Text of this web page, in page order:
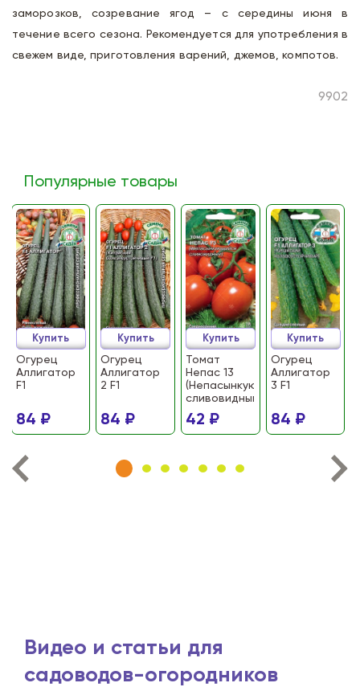
заморозков, созревание ягод – с середины июня в
течение всего сезона. Рекомендуется для употребления в
свежем виде, приготовления варений, джемов, компотов.
9902
Популярные товары
Огурец
Аллигатор
F1
84 ₽
Купить
Огурец
Аллигатор
2 F1
84 ₽
Купить
Томат
Непас 13
(Непасынкующийся
сливовидный)
42 ₽
Купить
Огурец
Аллигатор
3 F1
84 ₽
Купить
Видео и статьи для
садоводов-огородников